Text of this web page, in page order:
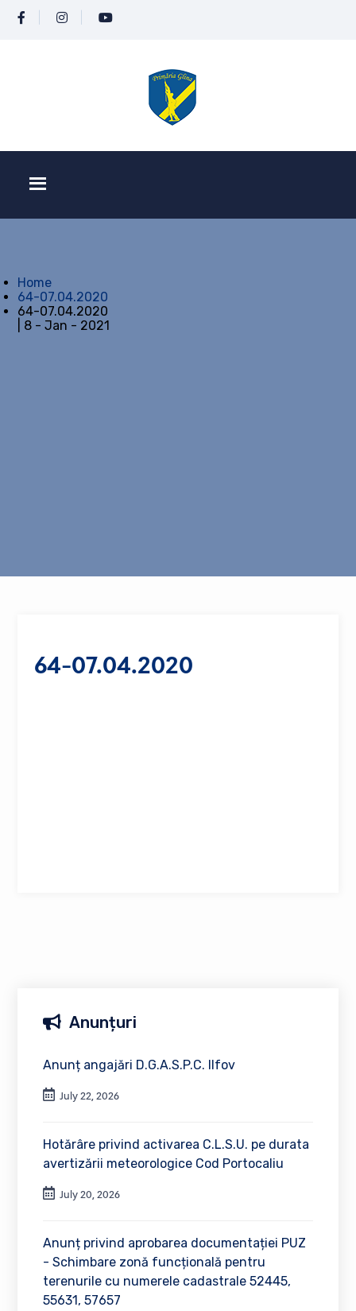
Home
64-07.04.2020
64-07.04.2020
| 8 - Jan - 2021
64-07.04.2020
Anunțuri
Anunț angajări D.G.A.S.P.C. Ilfov
July 22, 2026
Hotărâre privind activarea C.L.S.U. pe durata
avertizării meteorologice Cod Portocaliu
July 20, 2026
Anunț privind aprobarea documentației PUZ
- Schimbare zonă funcțională pentru
terenurile cu numerele cadastrale 52445,
55631, 57657